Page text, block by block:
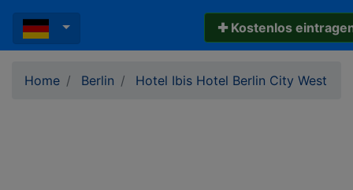
✚ Kostenlos
Home Berlin Hotel Ibis Hotel Berlin City West